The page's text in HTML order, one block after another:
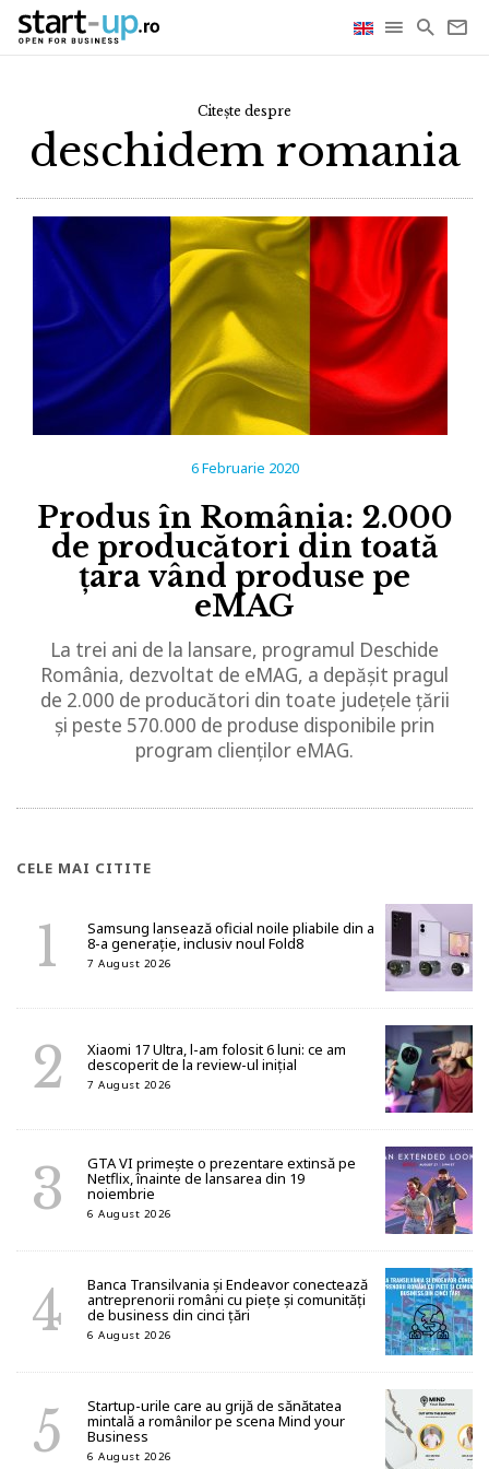
Citește despre
deschidem romania
6 Februarie 2020
Produs în România: 2.000
de producători din toată
țara vând produse pe
eMAG
La trei ani de la lansare, programul Deschide
România, dezvoltat de eMAG, a depășit pragul
de 2.000 de producători din toate județele țării
și peste 570.000 de produse disponibile prin
program clienților eMAG.
CELE MAI CITITE
Samsung lansează oficial noile pliabile din a
8-a generație, inclusiv noul Fold8
7 August 2026
Xiaomi 17 Ultra, l-am folosit 6 luni: ce am
descoperit de la review-ul inițial
7 August 2026
GTA VI primește o prezentare extinsă pe
Netflix, înainte de lansarea din 19
noiembrie
6 August 2026
Banca Transilvania și Endeavor conectează
antreprenorii români cu piețe și comunități
de business din cinci țări
6 August 2026
Startup-urile care au grijă de sănătatea
mintală a românilor pe scena Mind your
Business
6 August 2026